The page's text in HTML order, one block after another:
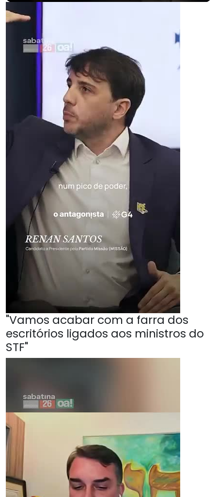
"Vamos acabar com a farra dos
escritórios ligados aos ministros do
STF"